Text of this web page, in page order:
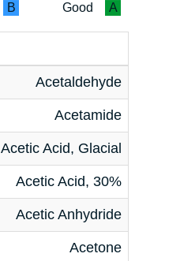
A
Good
B
Acetaldehyde
Acetamide
Acetic Acid, Glacial
Acetic Acid, 30%
Acetic Anhydride
Acetone